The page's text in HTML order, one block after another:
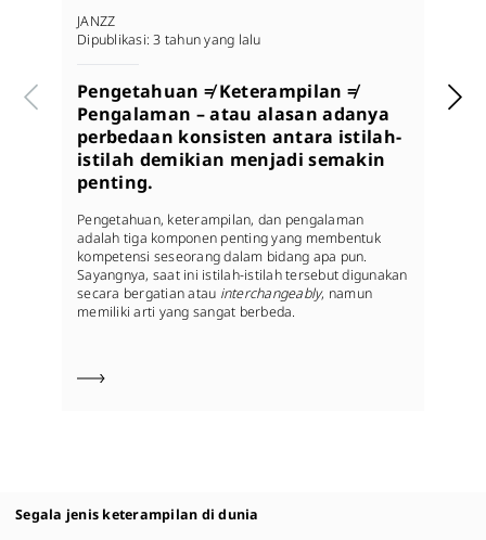
JANZZ
Dipublikasi:3 tahun yang lalu
Pengetahuan ≠ Keterampilan ≠
Pengalaman – atau alasan adanya
perbedaan konsisten antara istilah-
istilah demikian menjadi semakin
penting.
Pengetahuan, keterampilan, dan pengalaman
adalah tiga komponen penting yang membentuk
kompetensi seseorang dalam bidang apa pun.
Sayangnya, saat ini istilah-istilah tersebut digunakan
secara bergatian atau interchangeably, namun
memiliki arti yang sangat berbeda.
Segala jenis keterampilan di dunia